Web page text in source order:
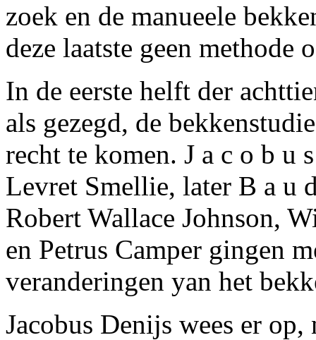
zoek en de manueele
deze laatste geen methode
In de eerste helft der
als gezegd, de
recht te komen. J a c o b u
Levret Smellie, later B a u
Robert Wallace Johnson,
en Petrus Camper gingen
veranderingen yan het
Jacobus Denijs wees er op,